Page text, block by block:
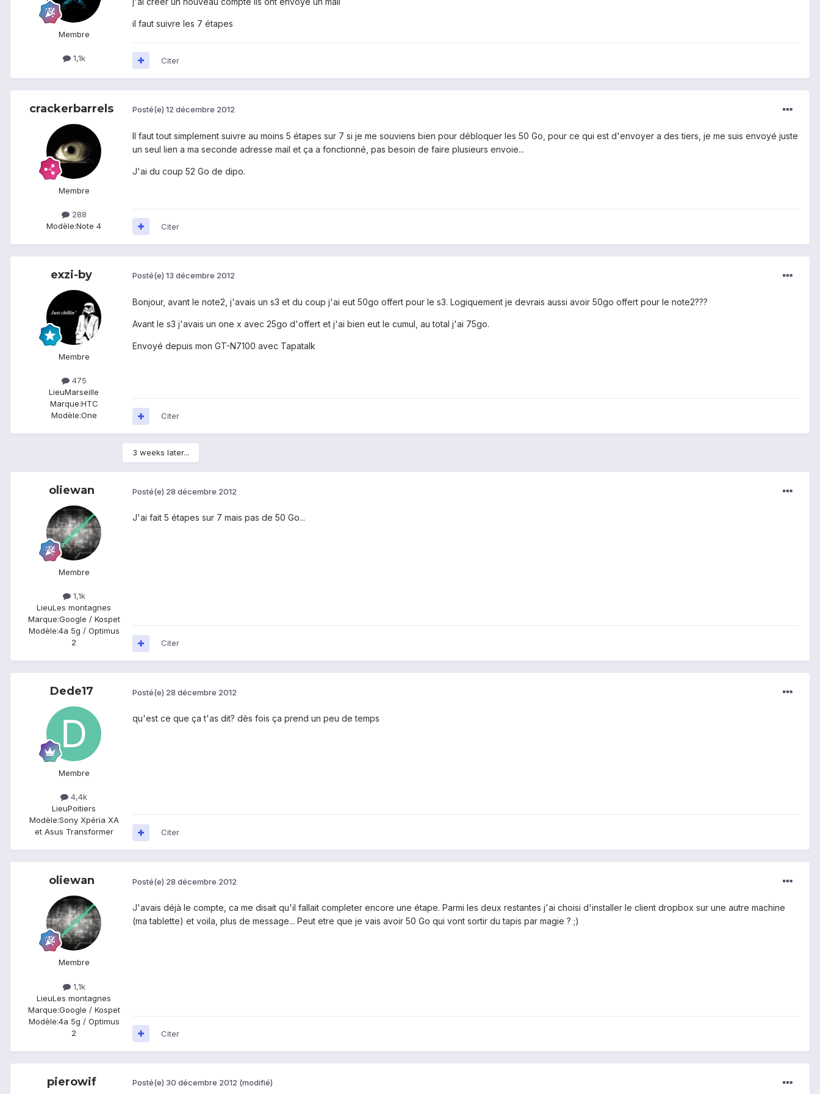
Membre
1,1k
il faut suivre les 7 étapes
Citer
crackerbarrels
Membre
288
Modèle:Note 4
Posté(e) 12 décembre 2012
Il faut tout simplement suivre au moins 5 étapes sur 7 si je me souviens bien pour débloquer les 50 Go, pour ce qui est d'envoyer a des tiers, je me suis envoyé juste
un seul lien a ma seconde adresse mail et ça a fonctionné, pas besoin de faire plusieurs envoie...
J'ai du coup 52 Go de dipo.
Citer
exzi-by
Membre
475
LieuMarseille
Marque:HTC
Modèle:One
Posté(e) 13 décembre 2012
Bonjour, avant le note2, j'avais un s3 et du coup j'ai eut 50go offert pour le s3. Logiquement je devrais aussi avoir 50go offert pour le note2???
Avant le s3 j'avais un one x avec 25go d'offert et j'ai bien eut le cumul, au total j'ai 75go.
Envoyé depuis mon GT-N7100 avec Tapatalk
Citer
3 weeks later...
oliewan
Membre
1,1k
LieuLes montagnes
Marque:Google / Kospet
Modèle:4a 5g / Optimus
2
Posté(e) 28 décembre 2012
J'ai fait 5 étapes sur 7 mais pas de 50 Go...
Citer
Dede17
Membre
4,4k
LieuPoitiers
Modèle:Sony Xpéria XA
et Asus Transformer
Posté(e) 28 décembre 2012
qu'est ce que ça t'as dit? dès fois ça prend un peu de temps
Citer
oliewan
Membre
1,1k
LieuLes montagnes
Marque:Google / Kospet
Modèle:4a 5g / Optimus
2
Posté(e) 28 décembre 2012
J'avais déjà le compte, ca me disait qu'il fallait completer encore une étape. Parmi les deux restantes j'ai choisi d'installer le client dropbox sur une autre machine
(ma tablette) et voila, plus de message... Peut etre que je vais avoir 50 Go qui vont sortir du tapis par magie ? ;)
Citer
pierowif Posté(e) 30 décembre 2012 (modifié)